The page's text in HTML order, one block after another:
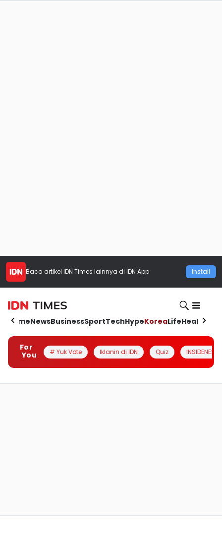
Baca artikel IDN Times lainnya di IDN App Install
HomeNewsBusinessSportTechHypeKoreaLifeHealth
For
You
# Yuk Vote Iklanin di IDN Quiz INSIDENESIA